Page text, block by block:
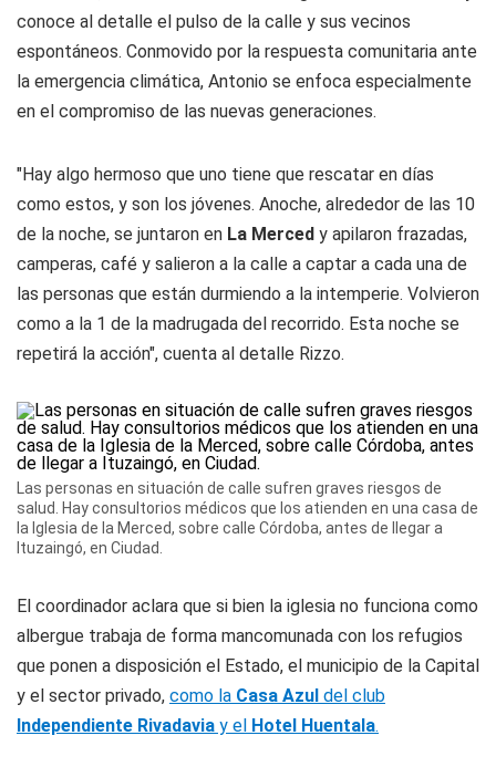
conoce al detalle el pulso de la calle y sus vecinos
espontáneos. Conmovido por la respuesta comunitaria ante
la emergencia climática, Antonio se enfoca especialmente
en el compromiso de las nuevas generaciones.
"Hay algo hermoso que uno tiene que rescatar en días
como estos, y son los jóvenes. Anoche, alrededor de las 10
de la noche, se juntaron en La Merced y apilaron frazadas,
camperas, café y salieron a la calle a captar a cada una de
las personas que están durmiendo a la intemperie. Volvieron
como a la 1 de la madrugada del recorrido. Esta noche se
repetirá la acción", cuenta al detalle Rizzo.
Las personas en situación de calle sufren graves riesgos de
salud. Hay consultorios médicos que los atienden en una casa de
la Iglesia de la Merced, sobre calle Córdoba, antes de llegar a
Ituzaingó, en Ciudad.
El coordinador aclara que si bien la iglesia no funciona como
albergue trabaja de forma mancomunada con los refugios
que ponen a disposición el Estado, el municipio de la Capital
y el sector privado, como la Casa Azul del club
Independiente Rivadavia y el Hotel Huentala.